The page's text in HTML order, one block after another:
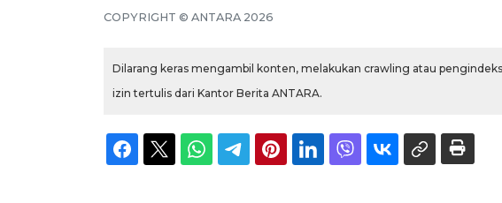
COPYRIGHT © ANTARA 2026
Dilarang keras mengambil konten, melakukan crawling atau
izin tertulis dari Kantor Berita ANTARA.